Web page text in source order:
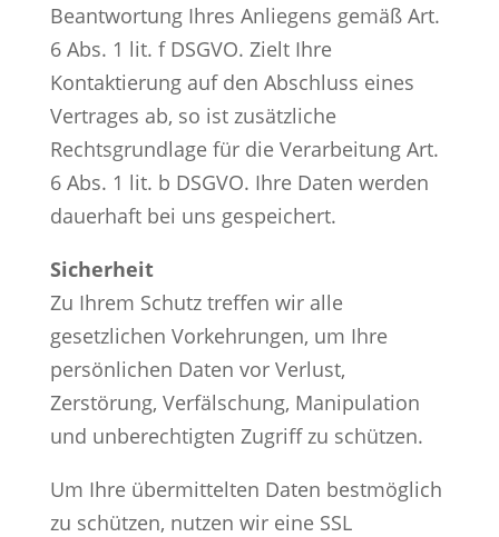
Beantwortung Ihres Anliegens gemäß Art.
6 Abs. 1 lit. f DSGVO. Zielt Ihre
Kontaktierung auf den Abschluss eines
Vertrages ab, so ist zusätzliche
Rechtsgrundlage für die Verarbeitung Art.
6 Abs. 1 lit. b DSGVO. Ihre Daten werden
dauerhaft bei uns gespeichert.
Sicherheit
Zu Ihrem Schutz treffen wir alle
gesetzlichen Vorkehrungen, um Ihre
persönlichen Daten vor Verlust,
Zerstörung, Verfälschung, Manipulation
und unberechtigten Zugriff zu schützen.
Um Ihre übermittelten Daten bestmöglich
zu schützen, nutzen wir eine SSL